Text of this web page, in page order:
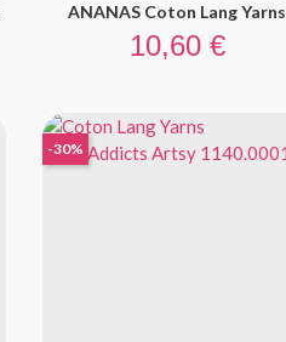
ANANAS Coton Lang Yarns
Prix
10,60 €
-30%